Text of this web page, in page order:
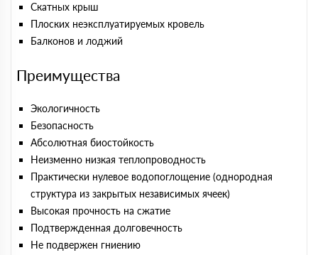
Скатных крыш
Плоских неэксплуатируемых кровель
Балконов и лоджий
Преимущества
Экологичность
Безопасность
Абсолютная биостойкость
Неизменно низкая теплопроводность
Практически нулевое водопоглощение (однородная
структура из закрытых независимых ячеек)
Высокая прочность на сжатие
Подтвержденная долговечность
Не подвержен гниению